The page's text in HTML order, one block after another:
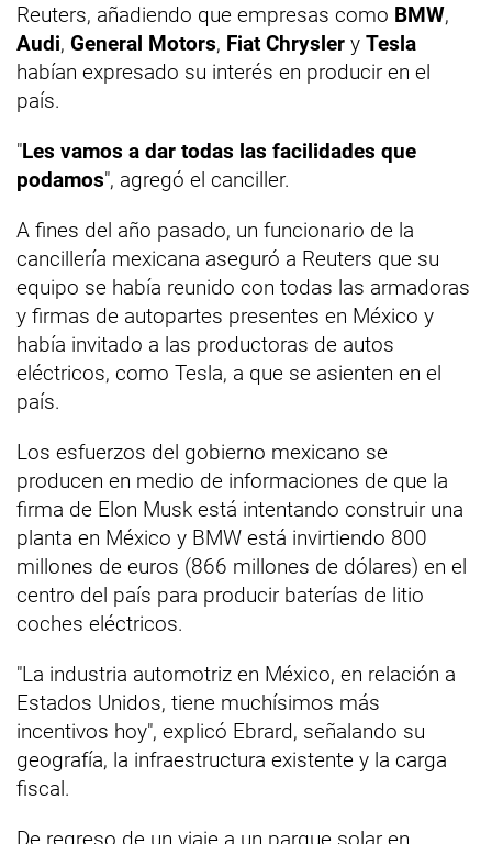
Reuters, añadiendo que empresas como BMW,
Audi, General Motors, Fiat Chrysler y Tesla
habían expresado su interés en producir en el
país.
"Les vamos a dar todas las facilidades que
podamos", agregó el canciller.
A fines del año pasado, un funcionario de la
cancillería mexicana aseguró a Reuters que su
equipo se había reunido con todas las armadoras
y firmas de autopartes presentes en México y
había invitado a las productoras de autos
eléctricos, como Tesla, a que se asienten en el
país.
Los esfuerzos del gobierno mexicano se
producen en medio de informaciones de que la
firma de Elon Musk está intentando construir una
planta en México y BMW está invirtiendo 800
millones de euros (866 millones de dólares) en el
centro del país para producir baterías de litio
coches eléctricos.
"La industria automotriz en México, en relación a
Estados Unidos, tiene muchísimos más
incentivos hoy", explicó Ebrard, señalando su
geografía, la infraestructura existente y la carga
fiscal.